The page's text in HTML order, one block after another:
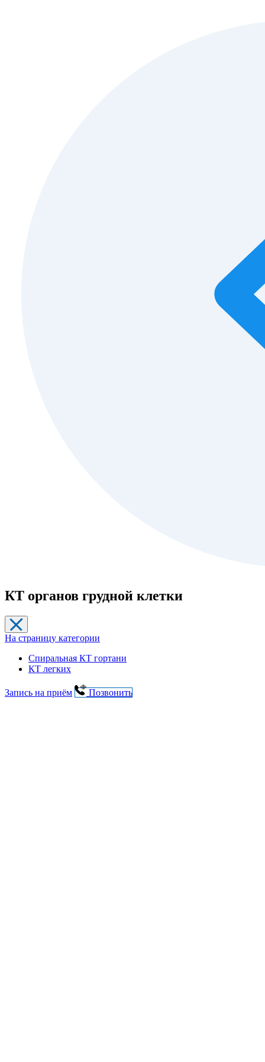
КТ органов грудной клетки
На страницу категории
Спиральная КТ гортани
КТ легких
Запись на приём Позвонить